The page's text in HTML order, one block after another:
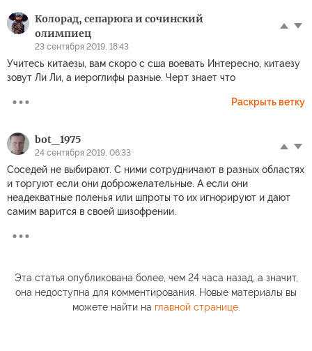
Колорад, сепарюга и сочинский
олимпиец
23 сентября 2019, 18:43
Учитесь китаезы, вам скоро с сша воевать Интересно, китаезу
зовут Ли Ли, а иероглифы разные. Черт знает что
Раскрыть ветку
bot_1975
24 сентября 2019, 06:33
Соседей не выбирают. С ними сотрудничают в разных областях
и торгуют если они доброжелательные. А если они
неадекватные поленья или шпроты то их игнорируют и дают
самим варится в своей шизофрении.
Эта статья опубликована более, чем 24 часа назад, а значит,
она недоступна для комментирования. Новые материалы вы
можете найти на главной странице.